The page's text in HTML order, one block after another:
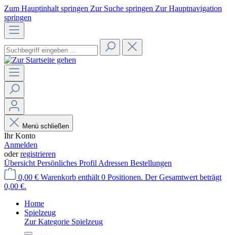
Zum Hauptinhalt springen Zur Suche springen Zur Hauptnavigation
springen
Menü schließen
Ihr Konto
Anmelden
oderregistrieren
Übersicht Persönliches Profil Adressen Bestellungen
0,00 € Warenkorb enthält 0 Positionen. Der Gesamtwert beträgt
0,00 €.
Home
Spielzeug
Zur Kategorie Spielzeug